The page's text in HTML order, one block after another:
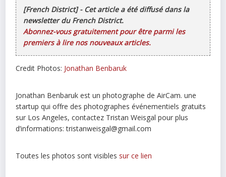
[French District] - Cet article a été diffusé dans la
newsletter du French District.
Abonnez-vous gratuitement pour être parmi les
premiers à lire nos nouveaux articles.
Credit Photos: Jonathan Benbaruk
Jonathan Benbaruk est un photographe de AirCam. une
startup qui offre des photographes événementiels gratuits
sur Los Angeles, contactez Tristan Weisgal pour plus
d’informations: tristanweisgal@gmail.com
Toutes les photos sont visibles sur ce lien